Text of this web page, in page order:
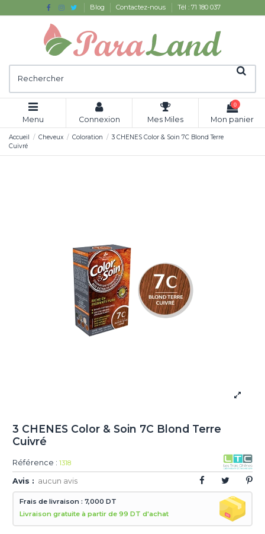
Blog Contactez-nous Tél : 71 180 037
Menu Connexion Mes Miles
0
Mon panier
Accueil Cheveux Coloration
3 CHENES Color & Soin 7C Blond Terre
Cuivré
3 CHENES Color & Soin 7C Blond Terre
Cuivré
Référence : 1318
Avis : aucun avis
Frais de livraison : 7,000 DT
Livraison gratuite à partir de 99 DT d'achat